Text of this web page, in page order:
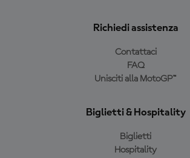
Richiedi assistenza
Contattaci
FAQ
Unisciti alla MotoGP™
Biglietti & Hospitality
Biglietti
Hospitality